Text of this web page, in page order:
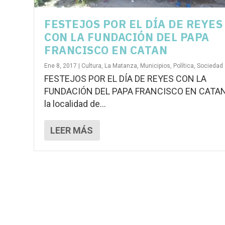
FESTEJOS POR EL DÍA DE REYES
CON LA FUNDACIÓN DEL PAPA
FRANCISCO EN CATAN
Ene 8, 2017 | Cultura La Matanza Municipios Política ,Sociedad
FESTEJOS POR EL DÍA DE REYES CON LA
FUNDACIÓN DEL PAPA FRANCISCO EN
la localidad de...
LEER MÁS